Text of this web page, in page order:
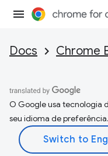
Docs Chrome
O Google usa tecnologia
seu idioma de